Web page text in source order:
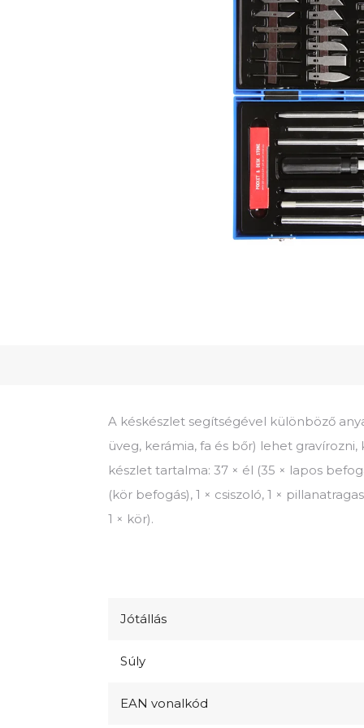
A késkészlet segítségével különböző
üveg, kerámia, fa és bőr) lehet
készlet tartalma: 37 × él (35 × lapos
(kör befogás), 1 × csiszoló, 1 ×
1 × kör).
Jótállás
Súly
EAN vonalkód